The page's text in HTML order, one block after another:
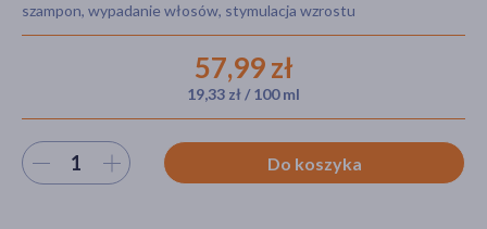
szampon, wypadanie włosów, stymulacja wzrostu
57,99 zł
19,33 zł / 100 ml
Wybierz ilość Do koszyka